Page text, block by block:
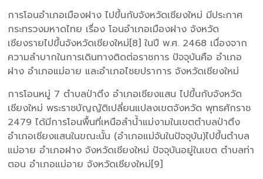
การโอนอำเภอเมืองฝาง ไปขึ้นกับจังหวัดเชียงใหม่ มีประกาศ
กระทรวงมหาดไทย เรื่อง โอนอำเภอเมืองฝาง จังหวัด
เชียงรายไปขึ้นจังหวัดเชียงใหม่[8] ในปี พ.ศ. 2468 เนื่องจาก
ความลำบากในการเดินทางติดต่อราชการ ปัจจุบันคือ อำเภอ
ฝาง อำเภอแม่อาย และอำเภอไชยปราการ จังหวัดเชียงใหม่
การโอนหมู่ 7 ตำบลป่าตึง อำเภอเชียงแสน ไปขึ้นกับจังหวัด
เชียงใหม่ พระราชบัญญัติเปลี่ยนแปลงเขตจังหวัด พุทธศักราช
2479 ได้มีการโอนพื้นที่เหนือลำน้ำแม่งามในเขตตำบลป่าตึง
อำเภอเชียงแสนในขณะนั้น (อำเภอแม่จันในปัจจุบัน)ไปขึ้นตำบล
แม่อาย อำเภอฝาง จังหวัดเชียงใหม่ ปัจจุบันอยู่ในเขต ตำบลท่า
ตอน อำเภอแม่อาย จังหวัดเชียงใหม่[9]